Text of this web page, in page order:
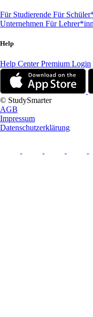
Für Studierende Für
Unternehmen Für
Help
Help CenterPremium Login
© StudySmarter
AGB
Impressum
Datenschutzerklärung